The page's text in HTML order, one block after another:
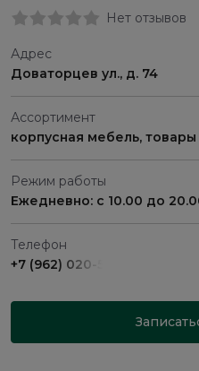
Нет отзывов
Адрес
Доваторцев ул., д. 74
Ассортимент
корпусная мебель,
Режим работы
Ежедневно: с 10.00 до
Телефон
+7 (962) 020-59-81